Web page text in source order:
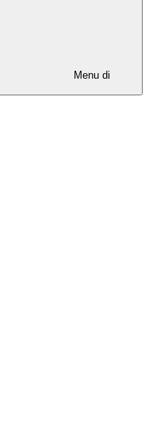
Menu di